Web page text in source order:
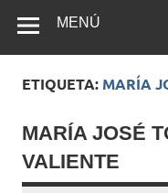
MENÚ
ETIQUETA: MARÍA
MARÍA JOSÉ
VALIENTE